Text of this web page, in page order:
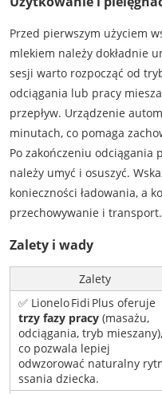
Przed pierwszym użyciem
mlekiem należy dokładnie
sesji warto rozpocząć od
odciągania lub pracy
przepływ. Urządzenie
minutach, co pomaga
Po zakończeniu odciągania
należy umyć i osuszyć.
konieczności ładowania, a
przechowywanie i transport.
Zalety i wady
Zalety
✅ Lionelo Fidi Plus oferuje
trzy fazy pracy(masażu,
odciągania, tryb mieszany),
co pozwala lepiej
odwzorować naturalny
ssania dziecka.